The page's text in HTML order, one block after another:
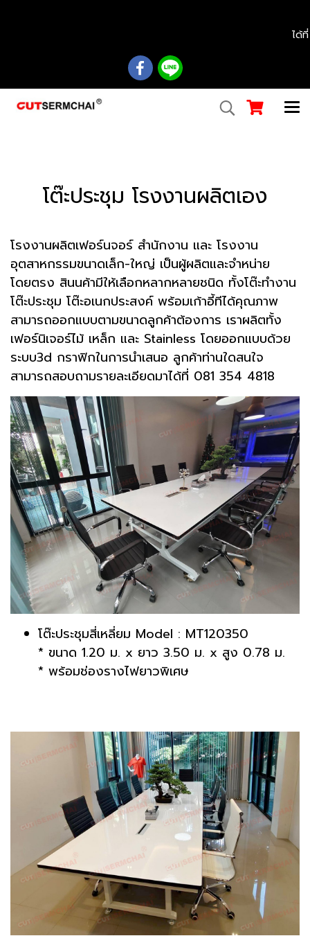
ได้
โต๊ะประชุม โรงงานผลิตเอง
โรงงานผลิตเฟอร์นจอร์ สํานักงาน และ โรงงาน
อุตสาหกรรมขนาดเล็ก-ใหญ่ เป็นผู้ผลิตและจำหน่าย
โดยตรง สินนค้ามีให้เลือกหลากหลายชนิด ทั้งโต๊ะทำงาน
โต๊ะประชุม โต๊ะอเนกประสงค์ พร้อมเก้าอี้ทีได้คุณภาพ
สามารถออกแบบตามขนาดลูกค้าต้องการ เราผลิตทั้ง
เฟอร์นิเจอร์ไม้ เหล็ก และ Stainless โดยออกแบบด้วย
ระบบ3d กราฟิกในการนำเสนอ ลูกค้าท่านใดสนใจ
สามารถสอบถามรายละเอียดมาได้ที่ 081 354 4818
โต๊ะประชุมสี่เหลี่ยม Model : MT120350
* ขนาด 1.20 ม. x ยาว 3.50 ม. x สูง 0.78 ม.
* พร้อมช่องรางไฟยาวพิเศษ